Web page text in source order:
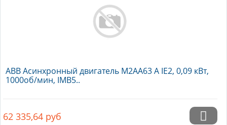
ABB Асинхронный двигатель M2AA63 A IE2, 0,09 кВт,
1000об/мин, IMB5..
62 335,64 руб